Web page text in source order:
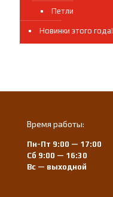
Петли
Новинки этого года!
Время работы:
Пн-Пт 9:00 — 17:00
Сб 9:00 — 16:30
Вс — выходной